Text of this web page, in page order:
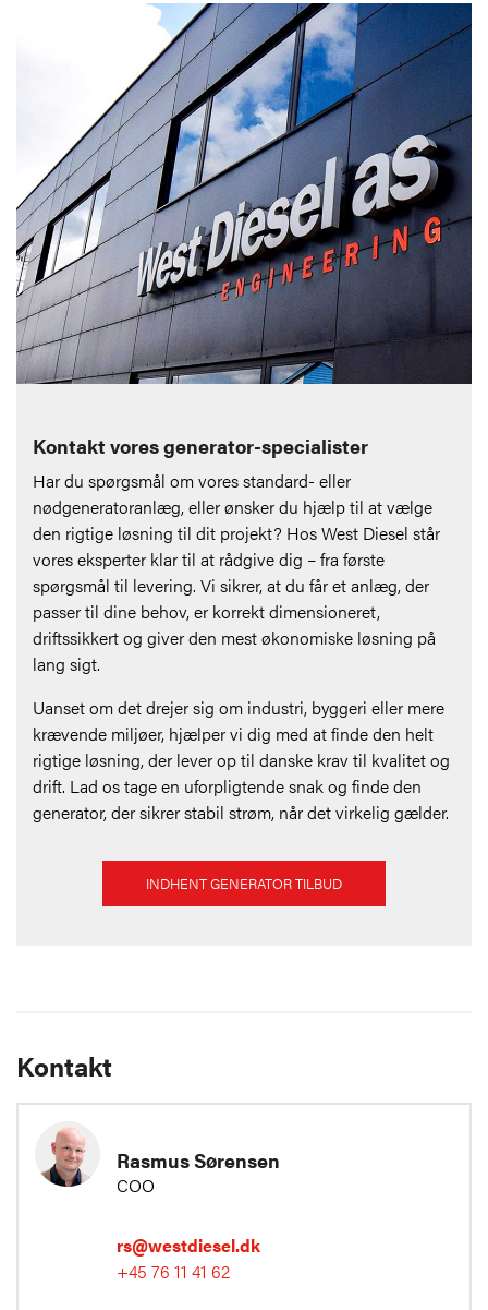
Kontakt vores generator-specialister
Har du spørgsmål om vores standard- eller
nødgeneratoranlæg, eller ønsker du hjælp til at vælge
den rigtige løsning til dit projekt? Hos West Diesel står
vores eksperter klar til at rådgive dig – fra første
spørgsmål til levering. Vi sikrer, at du får et anlæg, der
passer til dine behov, er korrekt dimensioneret,
driftssikkert og giver den mest økonomiske løsning på
lang sigt.
Uanset om det drejer sig om industri, byggeri eller mere
krævende miljøer, hjælper vi dig med at finde den helt
rigtige løsning, der lever op til danske krav til kvalitet og
drift. Lad os tage en uforpligtende snak og finde den
generator, der sikrer stabil strøm, når det virkelig gælder.
INDHENT GENERATOR TILBUD
Kontakt
Rasmus Sørensen
COO
rs@westdiesel.dk
+45 76 11 41 62